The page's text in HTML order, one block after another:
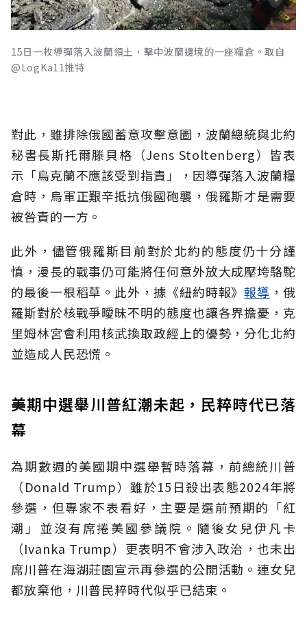
15日一枚導彈落入波蘭領土，擊中波蘭邊境的一座糧倉。取自
@LogKa11推特
對此，雖排除俄國蓄意攻擊意圖，波蘭總統與北約
秘書長斯托爾滕貝格（Jens Stoltenberg）皆表
示「烏克蘭不應該受到指責」，因導彈落入波蘭糧
倉時，烏軍正艱辛抵抗俄國砲襲，俄羅斯才是需要
被咎責的一方。
此外，儘管俄羅斯目前對於北約的態度仍十分謹
慎，漫長的戰事仍可能將任何意外放大成壓垮駱駝
的最後一根稻草。此外，據《紐約時報》報導 ，俄
羅斯對於核戰爭曖昧不明的態度也讓各界擔憂，克
里姆林宮會利用核武換取政經上的優勢，分化北約
並造成人民恐慌。
美期中選舉川普紅潮未起，民粹時代已落
幕
為期數週的美國期中選舉暫時落幕，前總統川普
（Donald Trump）雖於15日殺出表態2024年將
參選，但專家不表看好，主要是選前預期的「紅
潮」並沒有席捲美國參議院。隨後女兒伊凡卡
（Ivanka Trump）更表明不會涉入政治，也未出
席川普在海湖莊園宣示再參選的公開活動。連女兒
都放棄他，川普民粹時代似乎已結束。